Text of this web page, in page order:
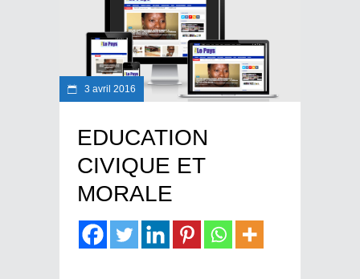
3 avril 2016
EDUCATION
CIVIQUE ET
MORALE